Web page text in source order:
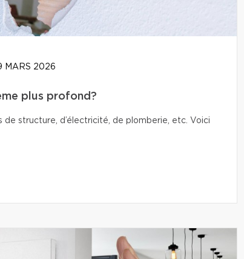
MARS 2026
plus profond?
structure, d’électricité, de plomberie, etc. Voici